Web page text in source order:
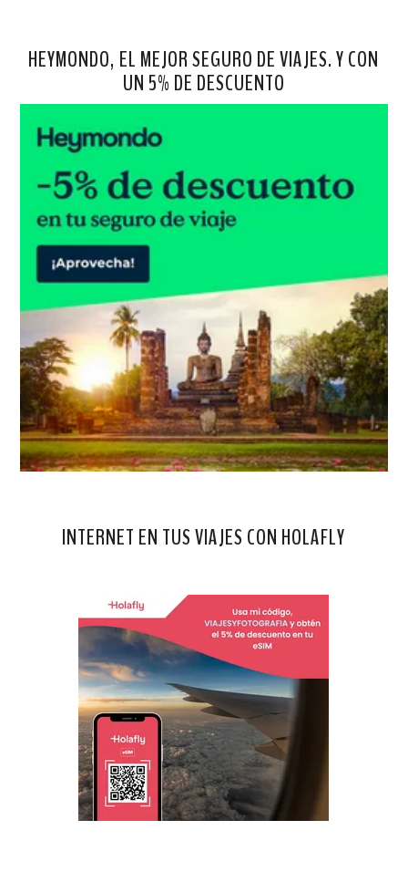
HEYMONDO, EL MEJOR SEGURO DE VIAJES. Y CON
UN 5% DE DESCUENTO
INTERNET EN TUS VIAJES CON HOLAFLY